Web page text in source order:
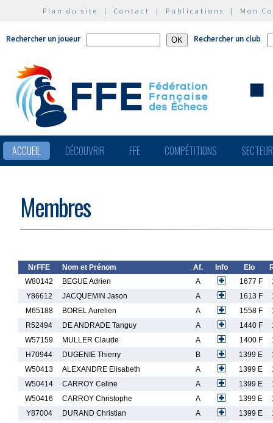
Plan du site | Contact | Publications | Mon
Rechercher un joueur Rechercher un club
ACCUEIL DÉCOUVRIR FFE COMPÉTITIONS
Membres
NrFFE Nom et Prénom Af. Info Elo
W80142
BEGUE Adrien A 1677 F
Y86612
JACQUEMIN Jason A 1613 F
M65188
BOREL Aurelien A 1558 F
R52494
DE ANDRADE Tanguy A 1440 F
W57159
MULLER Claude A 1400 F
H70944
DUGENIE Thierry B 1399 E
W50413
ALEXANDRE Elisabeth A 1399 E
W50414
CARROY Celine A 1399 E
W50416
CARROY Christophe A 1399 E
Y87004
DURAND Christian A 1399 E